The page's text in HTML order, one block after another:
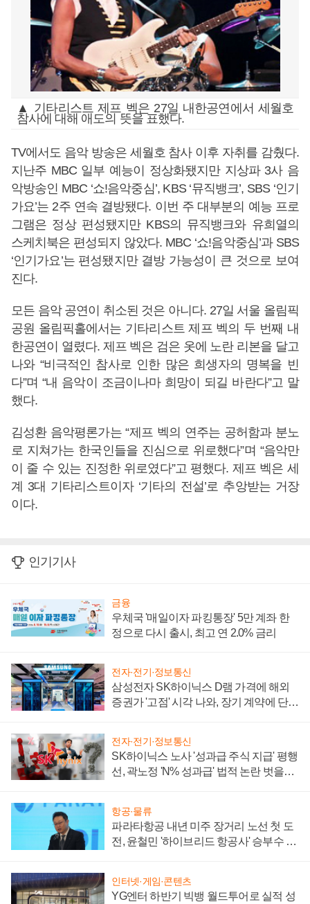
▲ 기타리스트 제프 벡은 27일 내한공연에서 세월호
참사에 대해 애도의 뜻을 표했다.
TV에서도 음악 방송은 세월호 참사 이후 자취를 감췄다.
지난주 MBC 일부 예능이 정상화됐지만 지상파 3사 음
악방송인 MBC ‘쇼!음악중심’, KBS ‘뮤직뱅크’, SBS ‘인기
가요’는 2주 연속 결방됐다. 이번 주 대부분의 예능 프로
그램은 정상 편성됐지만 KBS의 뮤직뱅크와 유희열의
스케치북은 편성되지 않았다. MBC ‘쇼!음악중심’과 SBS
‘인기가요’는 편성됐지만 결방 가능성이 큰 것으로 보여
진다.
모든 음악 공연이 취소된 것은 아니다. 27일 서울 올림픽
공원 올림픽홀에서는 기타리스트 제프 벡의 두 번째 내
한공연이 열렸다. 제프 벡은 검은 옷에 노란 리본을 달고
나와 “비극적인 참사로 인한 많은 희생자의 명복을 빈
다”며 “내 음악이 조금이나마 희망이 되길 바란다”고 말
했다.
김성환 음악평론가는 “제프 벡의 연주는 공허함과 분노
로 지쳐가는 한국인들을 진심으로 위로했다”며 “음악만
이 줄 수 있는 진정한 위로였다”고 평했다. 제프 벡은 세
계 3대 기타리스트이자 ‘기타의 전설’로 추앙받는 거장
이다.
인기기사
금융
우체국 '매일이자 파킹통장' 5만 계좌 한
정으로 다시 출시, 최고 연 2.0% 금리
전자·전기·정보통신
삼성전자 SK하이닉스 D램 가격에 해외
증권가 '고점' 시각 나와, 장기 계약에 단점
전자·전기·정보통신
SK하이닉스 노사 '성과급 주식 지급' 평행
선, 곽노정 'N% 성과급' 법적 논란 벗을지
항공·물류
파라타항공 내년 미주 장거리 노선 첫 도
전, 윤철민 '하이브리드 항공사' 승부수 통
인터넷·게임·콘텐츠
YG엔터 하반기 빅뱅 월드투어로 실적 성